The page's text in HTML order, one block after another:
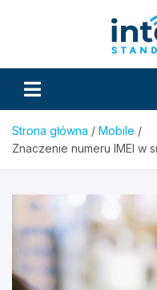
Strona główna
Mobile
Znaczenie numeru IMEI w